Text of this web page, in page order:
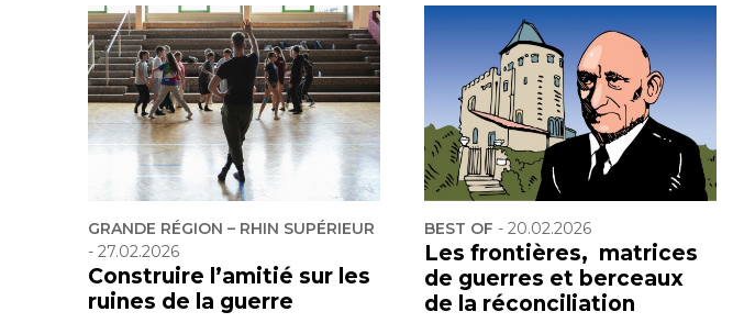
GRANDE RÉGION – RHIN SUPÉRIEUR
- 27.02.2026
Construire l’amitié sur les
ruines de la guerre
BEST OF - 20.02.2026
Les frontières, matrices
de guerres et berceaux
de la réconciliation